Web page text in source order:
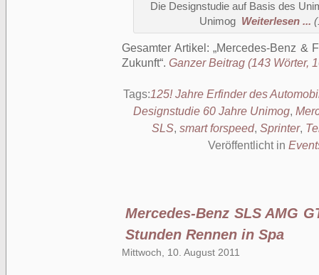
Die Designstudie auf Basis des
Unimog Weiterlesen ...
Gesamter Artikel:
Mercedes-Benz &
Zukunft . Ganzer Beitrag (143 Wörter,
Tags:125! Jahre Erfinder des
Designstudie 60 Jahre Unimog,
SLS, smart forspeed, Sprinter,
Veröffentlicht in
Mercedes-Benz SLS AMG
Stunden Rennen in Spa
Mittwoch, 10. August 2011